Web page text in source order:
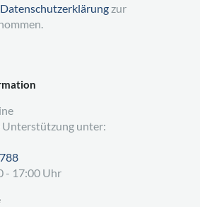
Unterstützung unter:
- 17:00 Uhr
Datenschutzerklärung zur